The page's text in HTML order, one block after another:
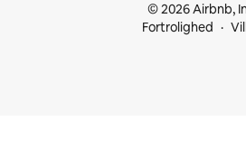
© 2026 Airbnb,
Fortrolighed